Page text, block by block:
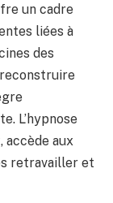
un cadre
liées à
des
L’hypnose
accède aux
retravailler et